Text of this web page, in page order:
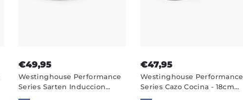
€49,95
Westinghouse Performance
Series Sarten Induccion
Antiadherente - 24 cm
€47,95
Westinghouse Performance
Series Cazo Cocina - 18cm
Cazo Induccion Pequeño